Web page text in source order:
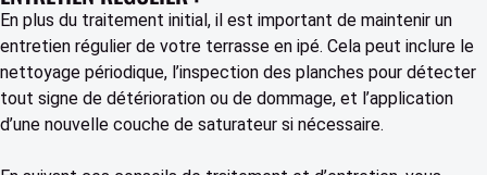
En plus du traitement initial, il est important de maintenir un
entretien régulier de votre terrasse en ipé. Cela peut inclure le
nettoyage périodique, l’inspection des planches pour détecter
tout signe de détérioration ou de dommage, et l’application
d’une nouvelle couche de saturateur si nécessaire.